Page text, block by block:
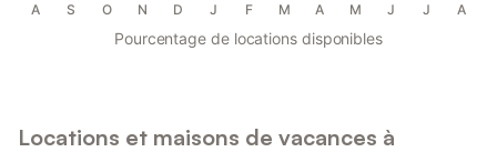
A S O N D J F M A M J J A
Pourcentage de locations disponibles
Locations et maisons de vacances à